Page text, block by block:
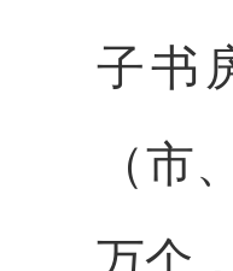
子书
（市